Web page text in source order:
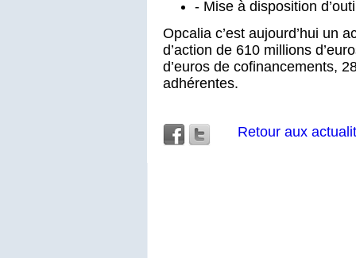
- Mise à disposition
Opcalia c’est aujourd’hui un
d’action de 610 millions
d’euros de cofinancements,
adhérentes.
Retour aux